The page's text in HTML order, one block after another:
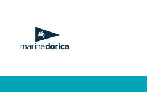
contenuto